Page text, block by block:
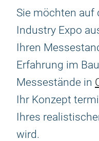
Sie möchten auf
Industry Expo
Ihren
Erfahrung im
Messestände in
Ihr Konzept
Ihres
wird.